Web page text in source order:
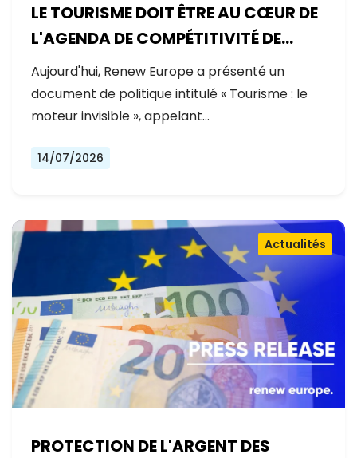
LE TOURISME DOIT ÊTRE AU CŒUR DE
L'AGENDA DE COMPÉTITIVITÉ DE
L'EUROPE
Aujourd'hui, Renew Europe a présenté un
document de politique intitulé « Tourisme : le
moteur invisible », appelant…
14/07/2026
PROTECTION DE L'ARGENT DES
Actualités